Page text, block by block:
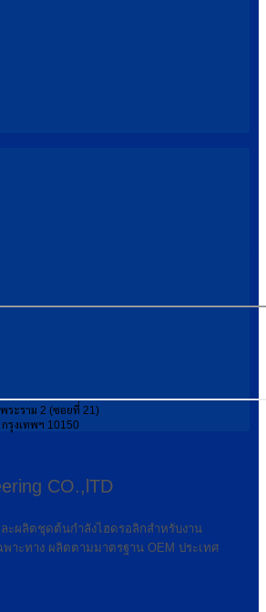
ระราม 2 (ซอยที่ 21)
รุงเทพฯ 10150
CO.,lTD
ะผลิตชุดต้นกำลังไฮดรอลิกสำหรับงาน
าะทาง ผลิตตามมาตรฐาน OEM ประเทศ